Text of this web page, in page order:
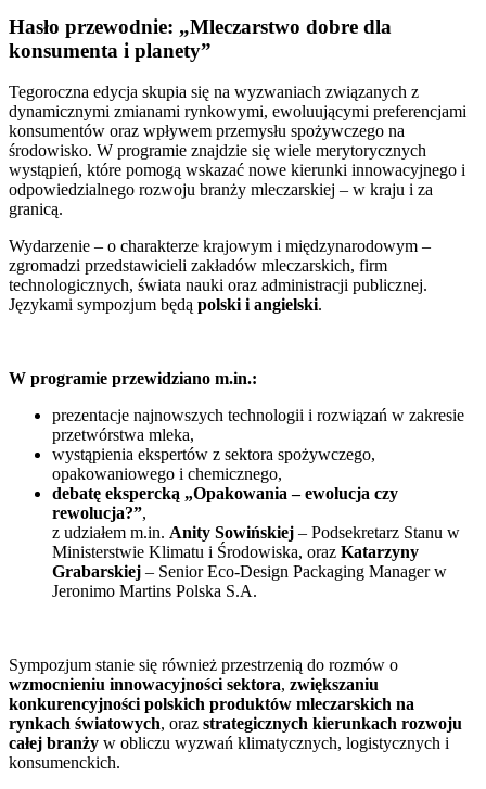
Hasło przewodnie: „Mleczarstwo dobre dla
konsumenta i planety”
Tegoroczna edycja skupia się na wyzwaniach związanych z
dynamicznymi zmianami rynkowymi, ewoluującymi preferencjami
konsumentów oraz wpływem przemysłu spożywczego na
środowisko. W programie znajdzie się wiele merytorycznych
wystąpień, które pomogą wskazać nowe kierunki innowacyjnego i
odpowiedzialnego rozwoju branży mleczarskiej – w kraju i za
granicą.
Wydarzenie – o charakterze krajowym i międzynarodowym –
zgromadzi przedstawicieli zakładów mleczarskich, firm
technologicznych, świata nauki oraz administracji publicznej.
Językami sympozjum będą polski i angielski.
W programie przewidziano m.in.:
prezentacje najnowszych technologii i rozwiązań w zakresie
przetwórstwa mleka,
wystąpienia ekspertów z sektora spożywczego,
opakowaniowego i chemicznego,
debatę ekspercką „Opakowania – ewolucja czy
rewolucja?”,
z udziałem m.in. Anity Sowińskiej – Podsekretarz Stanu w
Ministerstwie Klimatu i Środowiska, oraz Katarzyny
Grabarskiej – Senior Eco-Design Packaging Manager w
Jeronimo Martins Polska S.A.
Sympozjum stanie się również przestrzenią do rozmów o
wzmocnieniu innowacyjności sektora, zwiększaniu
konkurencyjności polskich produktów mleczarskich na
rynkach światowych, oraz strategicznych kierunkach rozwoju
całej branży w obliczu wyzwań klimatycznych, logistycznych i
konsumenckich.